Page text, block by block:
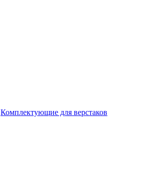
Комплектующие для верстаков